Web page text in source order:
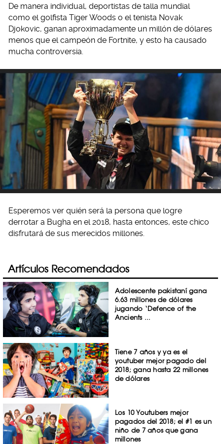
De manera individual, deportistas de talla mundial
como el golfista Tiger Woods o el tenista Novak
Djokovic, ganan aproximadamente un millón de dólares
menos que el campeón de Fortnite, y esto ha causado
mucha controversia.
Esperemos ver quién será la persona que logre
derrotar a Bugha en el 2018, hasta entonces, este chico
disfrutará de sus merecidos millones.
Artículos Recomendados
Adolescente pakistaní gana
6.63 millones de dólares
jugando ‘Defence of the
Ancients ...
Tiene 7 años y ya es el
youtuber mejor pagado del
2018; gana hasta 22 millones
de dólares
Los 10 Youtubers mejor
pagados del 2018; el #1 es un
niño de 7 años que gana
millones